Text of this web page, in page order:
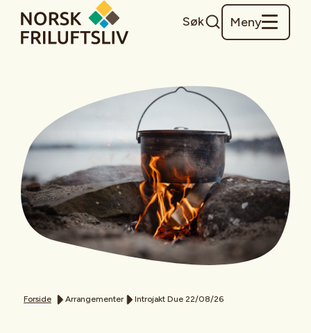
Søk Meny
Forside Arrangementer Introjakt Due 22/08/26